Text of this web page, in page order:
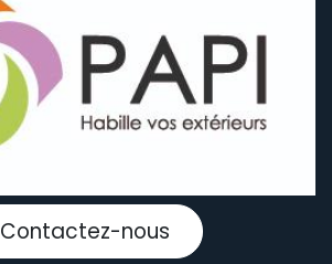
Contactez-nous